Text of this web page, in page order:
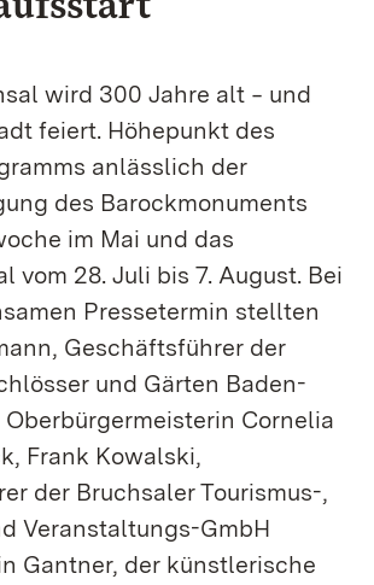
wird 300 Jahre alt ‒ und
feiert. Höhepunkt des
anlässlich der
des Barockmonuments
im Mai und das
vom 28. Juli bis 7. August. Bei
Pressetermin stellten
Geschäftsführer der
und Gärten Baden-
Cornelia
Frank Kowalski,
der Bruchsaler Tourismus-,
Veranstaltungs-GmbH
Gantner, der künstlerische